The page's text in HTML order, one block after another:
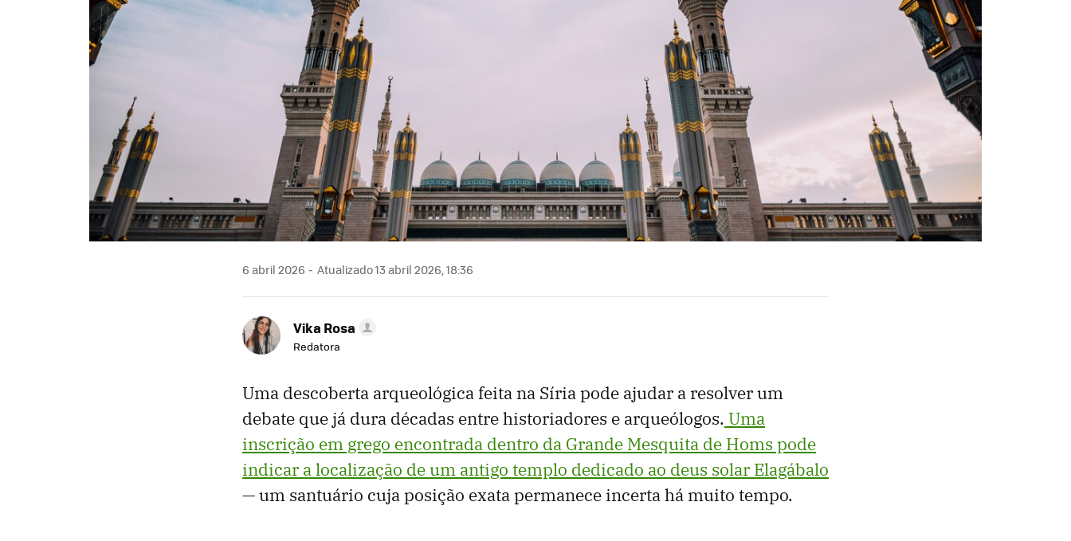
6 abril 2026 Atualizado 13 abril 2026, 18:36
Vika Rosa
Redatora
Uma descoberta arqueológica feita na Síria pode ajudar a resolver um
debate que já dura décadas entre historiadores e arqueólogos. Uma
inscrição em grego encontrada dentro da Grande Mesquita de Homs pode
indicar a localização de um antigo templo dedicado ao deus solar Elagábalo
— um santuário cuja posição exata permanece incerta há muito tempo.